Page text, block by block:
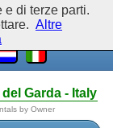
Garda - Italy
by Owner
e di terze parti.
Altre